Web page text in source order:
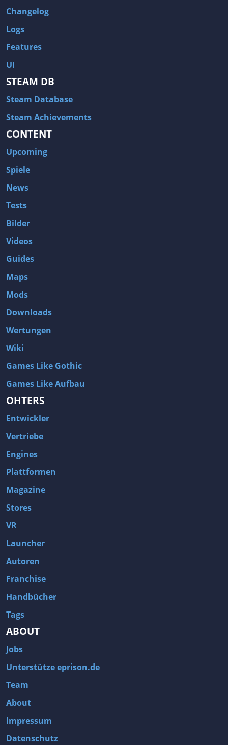
Changelog
Logs
Features
UI
STEAM DB
Steam Database
Steam Achievements
CONTENT
Upcoming
Spiele
News
Tests
Bilder
Videos
Guides
Maps
Mods
Downloads
Wertungen
Wiki
Games Like Gothic
Games Like Aufbau
OHTERS
Entwickler
Vertriebe
Engines
Plattformen
Magazine
Stores
VR
Launcher
Autoren
Franchise
Handbücher
Tags
ABOUT
Jobs
Unterstütze eprison.de
Team
About
Impressum
Datenschutz